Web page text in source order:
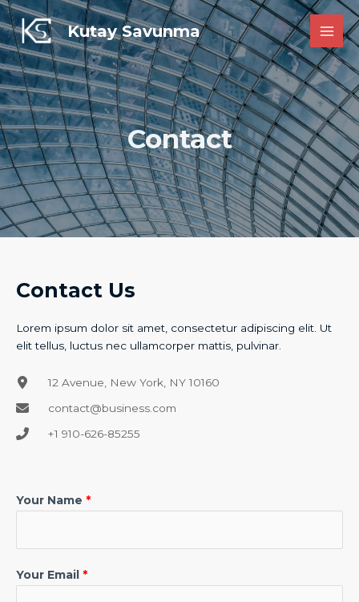
İçeriğe
atla
Kutay Savunma
Contact
Contact Us​
Lorem ipsum dolor sit amet, consectetur adipiscing elit. Ut
elit tellus, luctus nec ullamcorper mattis, pulvinar.
12 Avenue, New York, NY 10160​
contact@business.com​
+1 910-626-85255​
Your Name
Your Email